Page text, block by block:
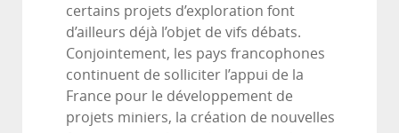
certains projets d’exploration font
d’ailleurs déjà l’objet de vifs débats.
Conjointement, les pays francophones
continuent de solliciter l’appui de la
France pour le développement de
projets miniers, la création de nouvelles